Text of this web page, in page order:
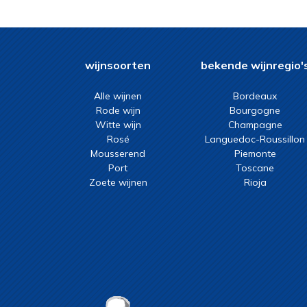
muscat
pecorino
petit courbu, petit manseng
pinot bianco
pinot bianco, chardonnay,
sauvignon blanc
pinot blanc
pinot blanc, pinot auxerrois,
sauvignon blanc,
wijnsoorten
Alle wijnen
Rode wijn
Witte wijn
Rosé
Mousserend
Port
Zoete wijnen
bekende
Bordeaux
Bourgogne
Champagne
Languedoc-Roussillon
Piemonte
Toscane
Rioja